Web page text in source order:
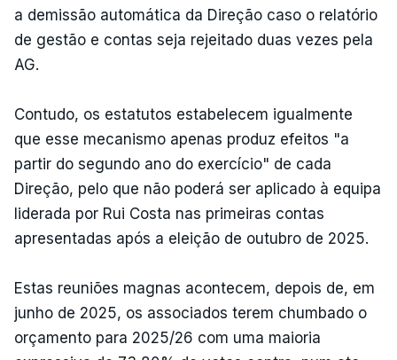
a demissão automática da Direção caso o relatório
de gestão e contas seja rejeitado duas vezes pela
AG.
Contudo, os estatutos estabelecem igualmente
que esse mecanismo apenas produz efeitos "a
partir do segundo ano do exercício" de cada
Direção, pelo que não poderá ser aplicado à equipa
liderada por Rui Costa nas primeiras contas
apresentadas após a eleição de outubro de 2025.
Estas reuniões magnas acontecem, depois de, em
junho de 2025, os associados terem chumbado o
orçamento para 2025/26 com uma maioria